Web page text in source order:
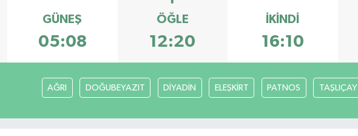
GÜNEŞ
05:08
ÖĞLE
12:20
İKINDI
16:10
AĞRI DOĞUBEYAZIT DİYADİN ELEŞKİRT PATNOS TAŞLIÇAY